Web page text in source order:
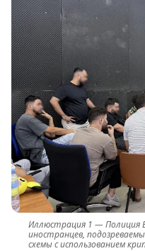
Полиция
иностранцев,
схемы с использованием